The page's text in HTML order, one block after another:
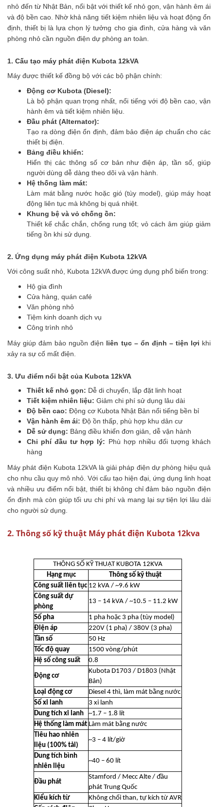
nhỏ đến từ Nhật Bản, nổi bật với thiết kế nhỏ gọn, vận hành êm ái
và độ bền cao. Nhờ khả năng tiết kiệm nhiên liệu và hoạt động ổn
định, thiết bị là lựa chọn lý tưởng cho gia đình, cửa hàng và văn
phòng nhỏ cần nguồn điện dự phòng an toàn.
1. Cấu tạo máy phát điện Kubota 12kVA
Máy được thiết kế đồng bộ với các bộ phận chính:
Động cơ Kubota (Diesel):
Là bộ phận quan trọng nhất, nổi tiếng với độ bền cao, vận
hành êm và tiết kiệm nhiên liệu.
Đầu phát (Alternator):
Tạo ra dòng điện ổn định, đảm bảo điện áp chuẩn cho các
thiết bị điện.
Bảng điều khiển:
Hiển thị các thông số cơ bản như điện áp, tần số, giúp
người dùng dễ dàng theo dõi và vận hành.
Hệ thống làm mát:
Làm mát bằng nước hoặc gió (tùy model), giúp máy hoạt
động liên tục mà không bị quá nhiệt.
Khung bệ và vỏ chống ồn:
Thiết kế chắc chắn, chống rung tốt; vỏ cách âm giúp giảm
tiếng ồn khi sử dụng.
2. Ứng dụng máy phát điện Kubota 12kVA
Với công suất nhỏ, Kubota 12kVA được ứng dụng phổ biến trong:
Hộ gia đình
Cửa hàng, quán café
Văn phòng nhỏ
Tiệm kinh doanh dịch vụ
Công trình nhỏ
Máy giúp đảm bảo nguồn điện liên tục – ổn định – tiện lợi khi
xảy ra sự cố mất điện.
3. Ưu điểm nổi bật của Kubota 12kVA
Thiết kế nhỏ gọn: Dễ di chuyển, lắp đặt linh hoạt
Tiết kiệm nhiên liệu: Giảm chi phí sử dụng lâu dài
Độ bền cao: Động cơ Kubota Nhật Bản nổi tiếng bền bỉ
Vận hành êm ái: Độ ồn thấp, phù hợp khu dân cư
Dễ sử dụng: Bảng điều khiển đơn giản, dễ vận hành
Chi phí đầu tư hợp lý: Phù hợp nhiều đối tượng khách
hàng
Máy phát điện Kubota 12kVA là giải pháp điện dự phòng hiệu quả
cho nhu cầu quy mô nhỏ. Với cấu tạo hiện đại, ứng dụng linh hoạt
và nhiều ưu điểm nổi bật, thiết bị không chỉ đảm bảo nguồn điện
ổn định mà còn giúp tối ưu chi phí và mang lại sự tiện lợi lâu dài
cho người sử dụng.
2. Thông số kỹ thuật Máy phát điện Kubota 12kva
THÔNG SỐ KỸ THUẬT KUBOTA 12KVA
Hạng mục
Thông số kỹ thuật
Công suất liên tục 12 kVA / ~9.6 kW
Công suất dự
phòng
13 – 14 kVA / ~10.5 – 11.2 kW
Số pha
1 pha hoặc 3 pha (tùy model)
Điện áp
220V (1 pha) / 380V (3 pha)
Tần số
50 Hz
Tốc độ quay
1500 vòng/phút
Hệ số công suất
0.8
Động cơ
Kubota D1703 / D1803 (Nhật
Bản)
Loại động cơ
Diesel 4 thì, làm mát bằng nước
Số xi lanh
3 xi lanh
Dung tích xi lanh
~1.7 – 1.8 lít
Hệ thống làm mát Làm mát bằng nước
Tiêu hao nhiên
liệu (100% tải)
~3 – 4 lít/giờ
Dung tích bình
nhiên liệu
~40 – 60 lít
Đầu phát
Stamford / Mecc Alte / đầu
phát Trung Quốc
Kiểu kích từ
Không chổi than, tự kích từ AVR